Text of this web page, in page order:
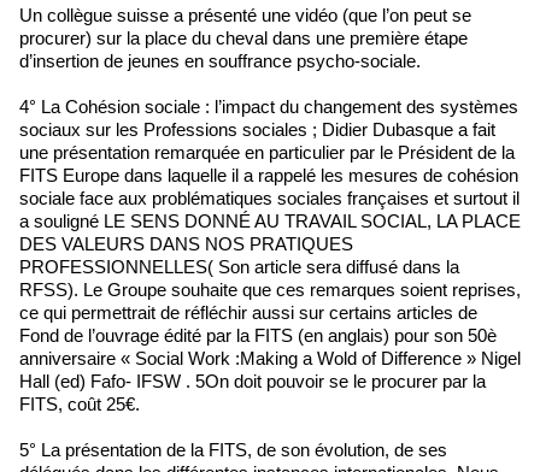
Un collègue suisse a présenté une vidéo (que l’on peut se
procurer) sur la place du cheval dans une première étape
d’insertion de jeunes en souffrance psycho-sociale.
4° La Cohésion sociale : l’impact du changement des systèmes
sociaux sur les Professions sociales ; Didier Dubasque a fait
une présentation remarquée en particulier par le Président de la
FITS Europe dans laquelle il a rappelé les mesures de cohésion
sociale face aux problématiques sociales françaises et surtout il
a souligné LE SENS DONNÉ AU TRAVAIL SOCIAL, LA PLACE
DES VALEURS DANS NOS PRATIQUES
PROFESSIONNELLES( Son article sera diffusé dans la
RFSS). Le Groupe souhaite que ces remarques soient reprises,
ce qui permettrait de réfléchir aussi sur certains articles de
Fond de l’ouvrage édité par la FITS (en anglais) pour son 50è
anniversaire « Social Work :Making a Wold of Difference » Nigel
Hall (ed) Fafo- IFSW . 5On doit pouvoir se le procurer par la
FITS, coût 25€.
5° La présentation de la FITS, de son évolution, de ses